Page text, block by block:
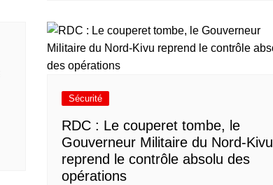
Sécurité
RDC : Le couperet tombe, le
Gouverneur Militaire du Nord-Kivu
reprend le contrôle absolu des
opérations